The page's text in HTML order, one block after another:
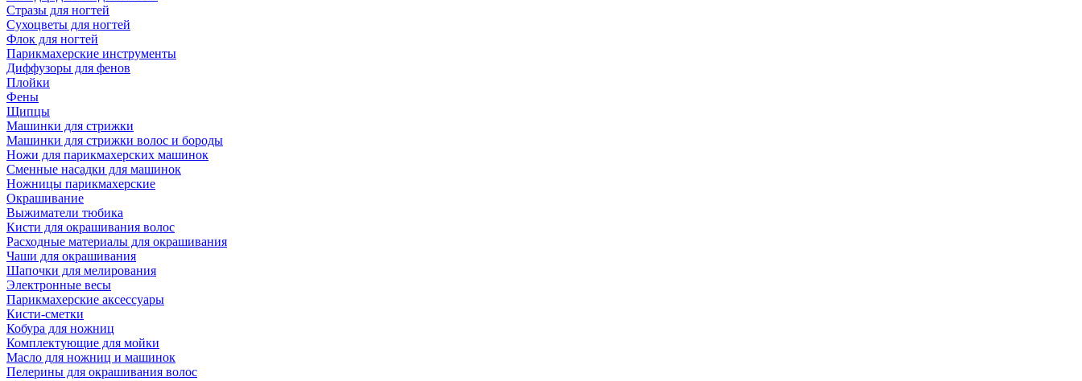
Стразы для ногтей
Сухоцветы для ногтей
Флок для ногтей
Парикмахерские инструменты
Диффузоры для фенов
Плойки
Фены
Щипцы
Машинки для стрижки
Машинки для стрижки волос и бороды
Ножи для парикмахерских машинок
Сменные насадки для машинок
Ножницы парикмахерские
Окрашивание
Выжиматели тюбика
Кисти для окрашивания волос
Расходные материалы для окрашивания
Чаши для окрашивания
Шапочки для мелирования
Электронные весы
Парикмахерские аксессуары
Кисти-сметки
Кобура для ножниц
Комплектующие для мойки
Масло для ножниц и машинок
Пелерины для окрашивания волос